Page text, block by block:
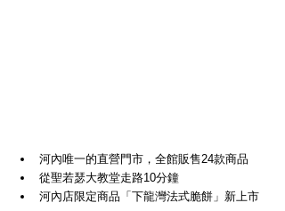
河內唯一的直營門市，全館販售24款商品
從聖若瑟大教堂走路10分鐘
河內店限定商品「下龍灣法式脆餅」新上市